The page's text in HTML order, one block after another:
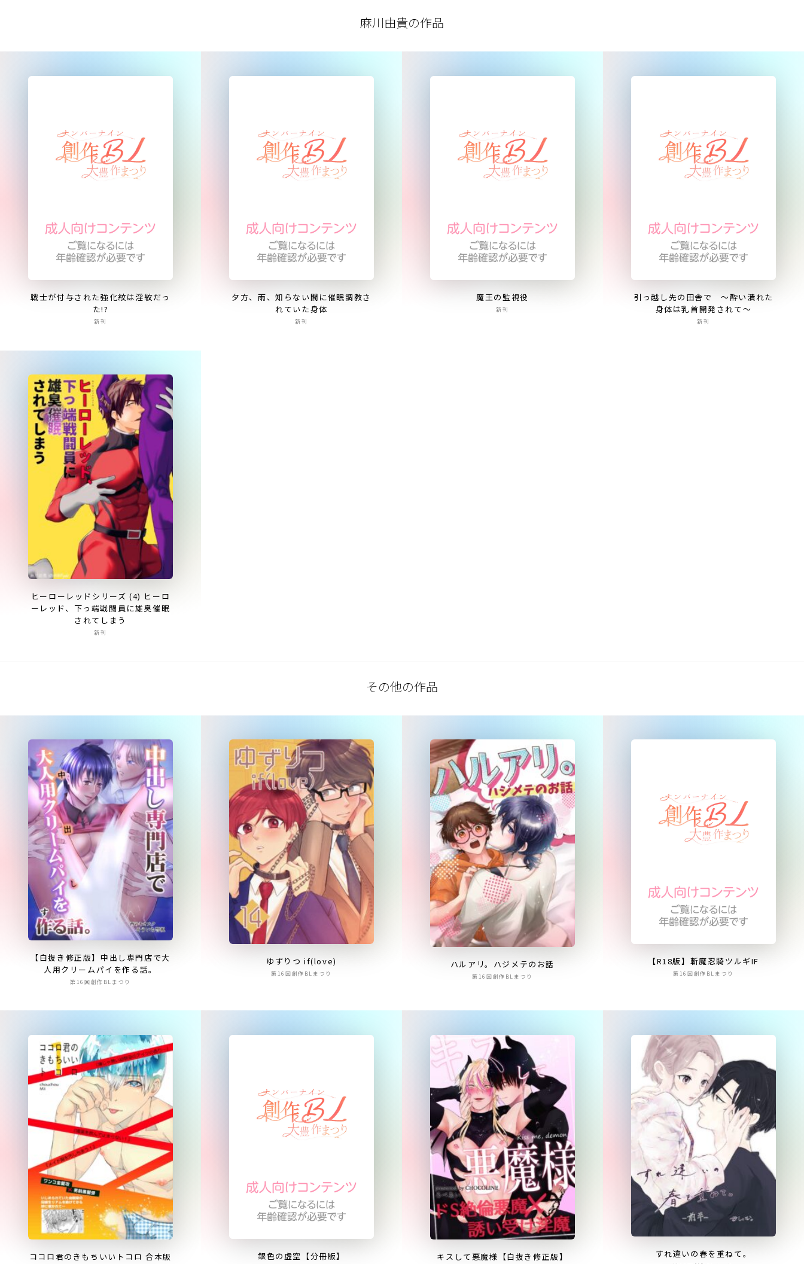
麻川由貴の作品
戦士が付与された強化紋は淫紋だっ
た!?
新刊
夕方、雨、知らない間に催眠調教さ
れていた身体
新刊
魔王の監視役
新刊
引っ越し先の田舎で 〜酔い潰れた
身体は乳首開発されて〜
新刊
ヒーローレッドシリーズ (4) ヒーロ
ーレッド、下っ端戦闘員に雄臭催眠
されてしまう
新刊
その他の作品
【白抜き修正版】中出し専門店で大
人用クリームパイを作る話。
第16回創作BLまつり
ゆずりつ if(love)
第16回創作BLまつり
ハルアリ。ハジメテのお話
第16回創作BLまつり
【R18版】斬魔忍騎ツルギIF
第16回創作BLまつり
ココロ君のきもちいいトコロ 合本版 銀色の虚空【分冊版】 キスして悪魔様【⽩抜き修正版】 すれ違いの春を重ねて。